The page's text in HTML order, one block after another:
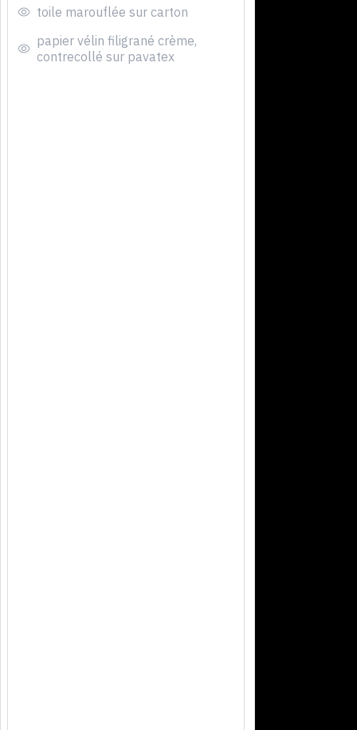
toile marouflée sur carton
papier vélin filigrané crème,
contrecollé sur pavatex